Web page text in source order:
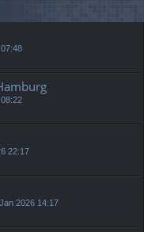
22:17
2026 14:17